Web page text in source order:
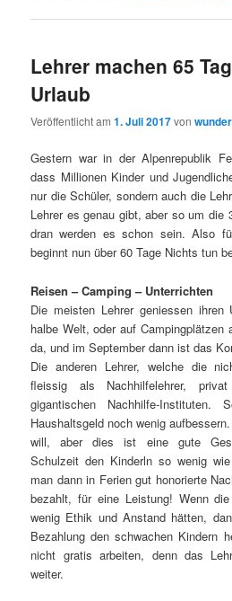
Lehrer machen 65
Urlaub
Veröffentlicht am1. Juli 2017von
Gestern war in der Alpenrepublik
dass Millionen Kinder und
nur die Schüler, sondern auch die
Lehrer es genau gibt, aber so um die
dran werden es schon sein. Also
beginnt nun über 60 Tage Nichts tun
Reisen – Camping – Unterrichten
Die meisten Lehrer geniessen
halbe Welt, oder auf Campingplätzen
da, und im September dann ist das
Die anderen Lehrer, welche die
fleissig als Nachhilfelehrer,
gigantischen Nachhilfe-
Haushaltsgeld noch wenig
will, aber dies ist eine gute
Schulzeit den Kinderln so wenig
man dann in Ferien gut honorierte
bezahlt, für eine Leistung! Wenn
wenig Ethik und Anstand hätten,
Bezahlung den schwachen Kindern
nicht gratis arbeiten, denn das
weiter.